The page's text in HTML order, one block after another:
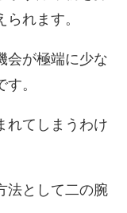
れます。
会が極端に少な
。
れてしまうわけ
法として二の腕